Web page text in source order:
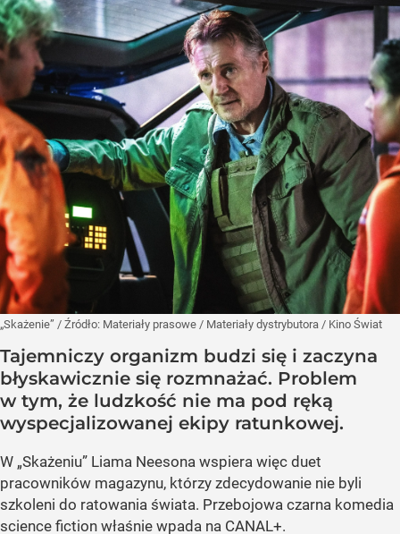
„Skażenie” / Źródło: Materiały prasowe / Materiały dystrybutora / Kino Świat
Tajemniczy organizm budzi się i zaczyna
błyskawicznie się rozmnażać. Problem
w tym, że ludzkość nie ma pod ręką
wyspecjalizowanej ekipy ratunkowej.
W „Skażeniu” Liama Neesona wspiera więc duet
pracowników magazynu, którzy zdecydowanie nie byli
szkoleni do ratowania świata. Przebojowa czarna komedia
science fiction właśnie wpada na CANAL+.